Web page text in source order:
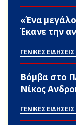
«Ένα
Έκανε την
ΓΕΝΙΚΕΣ
Βόμβα στο
Νίκος
ΓΕΝΙΚΕΣ